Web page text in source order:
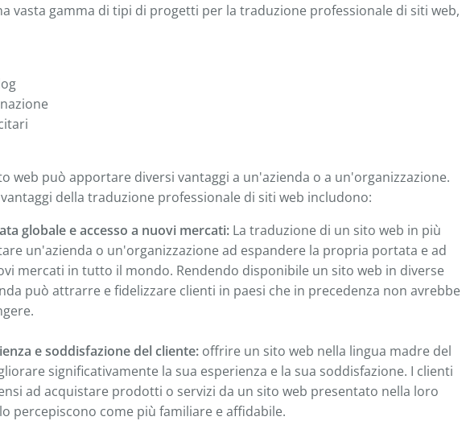
vasta gamma di tipi di progetti per la traduzione professionale di siti web,
web può apportare diversi vantaggi a un'azienda o a un'organizzazione.
della traduzione professionale di siti web includono:
globale e accesso a nuovi mercati: La traduzione di un sito web in più
un'azienda o un'organizzazione ad espandere la propria portata e ad
mercati in tutto il mondo. Rendendo disponibile un sito web in diverse
può attrarre e fidelizzare clienti in paesi che in precedenza non avrebbe
e soddisfazione del cliente: offrire un sito web nella lingua madre del
significativamente la sua esperienza e la sua soddisfazione. I clienti
ad acquistare prodotti o servizi da un sito web presentato nella loro
percepiscono come più familiare e affidabile.